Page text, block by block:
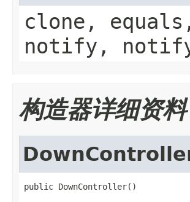
clone,
notify,
构造器详细资料
public DownController()